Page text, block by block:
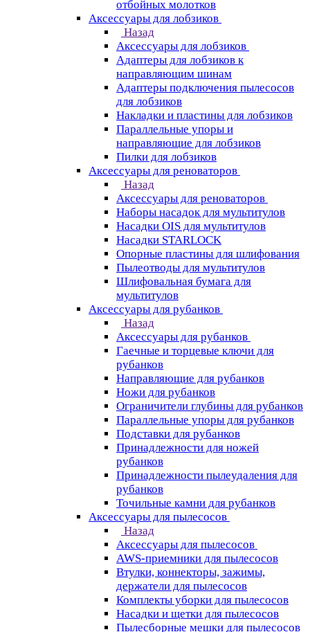
отбойных молотков
Аксессуары для лобзиков
Назад
Аксессуары для лобзиков
Адаптеры для лобзиков к
направляющим шинам
Адаптеры подключения пылесосов
для лобзиков
Накладки и пластины для лобзиков
Параллельные упоры и
направляющие для лобзиков
Пилки для лобзиков
Аксессуары для реноваторов
Назад
Аксессуары для реноваторов
Наборы насадок для мультитулов
Насадки OIS для мультитулов
Насадки STARLOCK
Опорные пластины для шлифования
Пылеотводы для мультитулов
Шлифовальная бумага для
мультитулов
Аксессуары для рубанков
Назад
Аксессуары для рубанков
Гаечные и торцевые ключи для
рубанков
Направляющие для рубанков
Ножи для рубанков
Ограничители глубины для рубанков
Параллельные упоры для рубанков
Подставки для рубанков
Принадлежности для ножей
рубанков
Принадлежности пылеудаления для
рубанков
Точильные камни для рубанков
Аксессуары для пылесосов
Назад
Аксессуары для пылесосов
AWS-приемники для пылесосов
Втулки, коннекторы, зажимы,
держатели для пылесосов
Комплекты уборки для пылесосов
Насадки и щетки для пылесосов
Пылесборные мешки для пылесосов